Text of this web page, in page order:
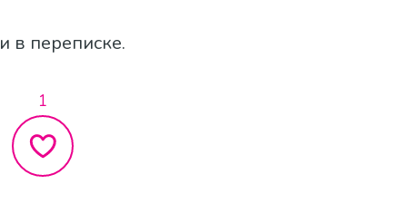
в переписке.
1